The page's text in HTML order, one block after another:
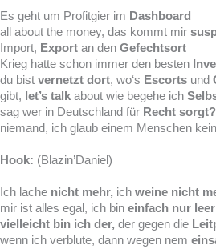
Es geht um Profitgier im Dashboard
all about the money, das kommt mir
Import, Export an den Gefechtsort
Krieg hatte schon immer den besten
du bist vernetzt dort, wo‘s Escorts und
gibt, let’s talk about wie begehe ich
sag wer in Deutschland für Recht sorgt?
niemand, ich glaub einem Menschen kein
Hook: (Blazin’Daniel)
Ich lache nicht mehr, ich weine nicht
mir ist alles egal, ich bin einfach nur leer
vielleicht bin ich der, der gegen die
wenn ich verblute, dann wegen nem